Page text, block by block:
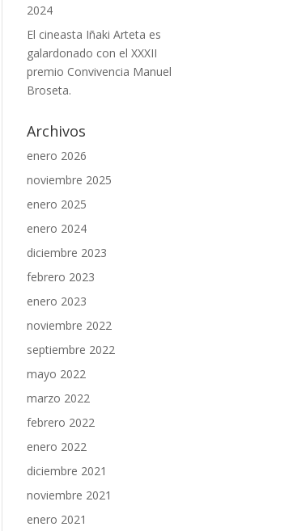
2024
El cineasta Iñaki Arteta es
galardonado con el XXXII
premio Convivencia Manuel
Broseta.
Archivos
enero 2026
noviembre 2025
enero 2025
enero 2024
diciembre 2023
febrero 2023
enero 2023
noviembre 2022
septiembre 2022
mayo 2022
marzo 2022
febrero 2022
enero 2022
diciembre 2021
noviembre 2021
enero 2021